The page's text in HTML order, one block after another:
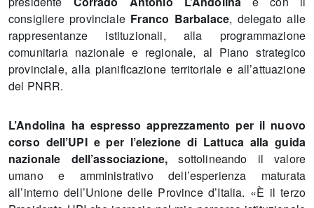
consigliere provinciale Franco Barbalace, delegato alle
rappresentanze istituzionali, alla programmazione
comunitaria nazionale e regionale, al Piano strategico
provinciale, alla pianificazione territoriale e all’attuazione
del PNRR.
L’Andolina ha espresso apprezzamento per il nuovo
corso dell’UPI e per l’elezione di Lattuca alla guida
nazionale dell’associazione,sottolineando il valore
umano e amministrativo dell’esperienza maturata
all’interno dell’Unione delle Province d’Italia. «È il terzo